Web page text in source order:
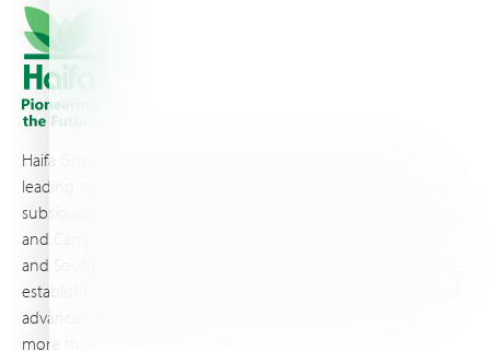
Haifa Group is a multi-national corporation and a global
leading supplier of specialty fertilizers, operating through 19
subsidiaries worldwide, with production sites in Israel, France,
and Canada, as well as proprietary blending facilities in Brazil
and South Africa. Backed by extensive infrastructure and well-
established distribution and logistics networks, Haifa makes its
advanced plant nutrition solutions available to growers in
more than 100 countries.